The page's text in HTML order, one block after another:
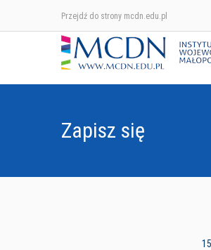
Przejdź do strony mcdn.edu.pl
Zapisz się